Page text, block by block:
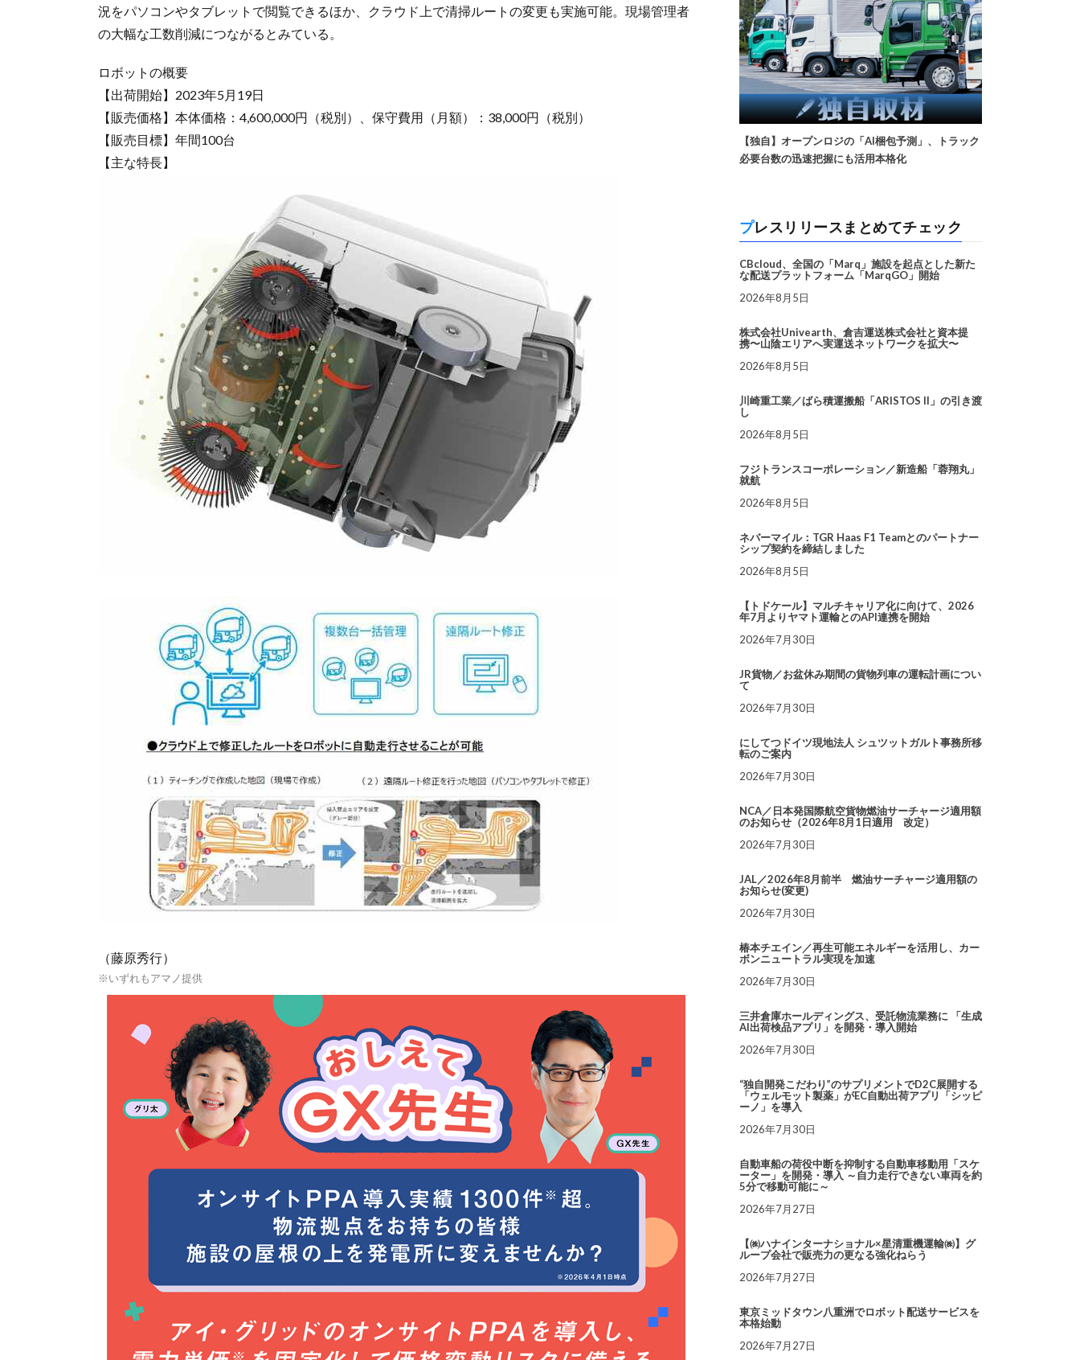
況をパソコンやタブレットで閲覧できるほか、クラウド上で清掃ルートの変更も実施可能。現場管理者
の大幅な工数削減につながるとみている。
ロボットの概要
【出荷開始】2023年5月19日
【販売価格】本体価格：4,600,000円（税別）、保守費用（月額）：38,000円（税別）
【販売目標】年間100台
【主な特長】
（藤原秀行）
※いずれもアマノ提供
【独自】オープンロジの「AI梱包予測」、トラック
必要台数の迅速把握にも活用本格化
プレスリリースまとめてチェック
CBcloud、全国の「Marq」施設を起点とした新た
な配送プラットフォーム「MarqGO」開始
2026年8月5日
株式会社Univearth、倉吉運送株式会社と資本提
携〜山陰エリアへ実運送ネットワークを拡大〜
2026年8月5日
川崎重工業／ばら積運搬船「ARISTOS II」の引き渡
し
2026年8月5日
フジトランスコーポレーション／新造船「蓉翔丸」
就航
2026年8月5日
ネバーマイル：TGR Haas F1 Teamとのパートナー
シップ契約を締結しました
2026年8月5日
【トドケール】マルチキャリア化に向けて、2026
年7月よりヤマト運輸とのAPI連携を開始
2026年7月30日
JR貨物／お盆休み期間の貨物列車の運転計画につい
て
2026年7月30日
にしてつドイツ現地法人 シュツットガルト事務所移
転のご案内
2026年7月30日
NCA／日本発国際航空貨物燃油サーチャージ適用額
のお知らせ（2026年8月1日適用 改定）
2026年7月30日
JAL／2026年8月前半 燃油サーチャージ適用額の
お知らせ(変更)
2026年7月30日
椿本チエイン／再生可能エネルギーを活用し、カー
ボンニュートラル実現を加速
2026年7月30日
三井倉庫ホールディングス、受託物流業務に 「生成
AI出荷検品アプリ」を開発・導入開始
2026年7月30日
“独自開発こだわり”のサプリメントでD2C展開する
「ウェルモット製薬」がEC自動出荷アプリ「シッピ
ーノ」を導入
2026年7月30日
自動車船の荷役中断を抑制する自動車移動用「スケ
ーター」を開発・導入 ～自力走行できない車両を約
5分で移動可能に～
2026年7月27日
【㈱ハナインターナショナル×星清重機運輸㈱】グ
ループ会社で販売力の更なる強化ねらう
2026年7月27日
東京ミッドタウン八重洲でロボット配送サービスを
本格始動
2026年7月27日